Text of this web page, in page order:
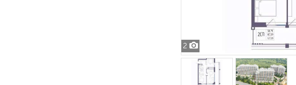
2